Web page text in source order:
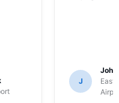
J
East